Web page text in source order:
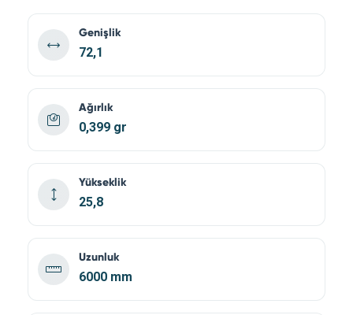
Genişlik
72,1
Ağırlık
0,399 gr
Yükseklik
25,8
Uzunluk
6000 mm